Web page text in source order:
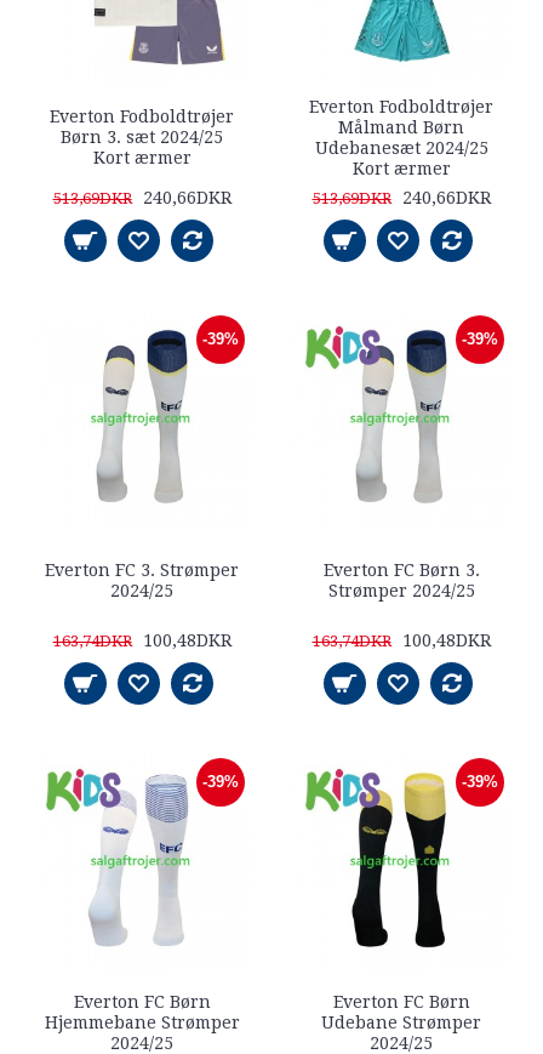
Everton Fodboldtrøjer
Børn 3. sæt 2024/25
Kort ærmer
513,69DKR 240,66DKR
Everton Fodboldtrøjer
Målmand Børn
Udebanesæt 2024/25
Kort ærmer
513,69DKR 240,66DKR
-39%
Everton FC 3. Strømper
2024/25
163,74DKR 100,48DKR
-39%
Everton FC Børn 3.
Strømper 2024/25
163,74DKR 100,48DKR
-39%
Everton FC Børn
Hjemmebane Strømper
2024/25
-39%
Everton FC Børn
Udebane Strømper
2024/25